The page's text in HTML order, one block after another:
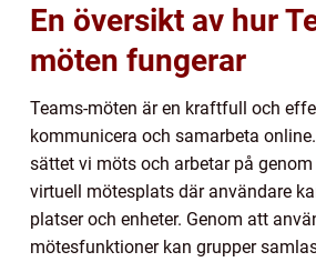
En översikt av hur
möten fungerar
Teams-möten är en kraftfull och
kommunicera och samarbeta
sättet vi möts och arbetar på
virtuell mötesplats där användare
platser och enheter. Genom att
mötesfunktioner kan grupper